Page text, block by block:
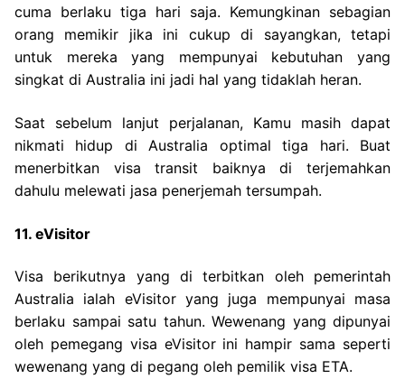
cuma berlaku tiga hari saja. Kemungkinan sebagian
orang memikir jika ini cukup di sayangkan, tetapi
untuk mereka yang mempunyai kebutuhan yang
singkat di Australia ini jadi hal yang tidaklah heran.
Saat sebelum lanjut perjalanan, Kamu masih dapat
nikmati hidup di Australia optimal tiga hari. Buat
menerbitkan visa transit baiknya di terjemahkan
dahulu melewati jasa penerjemah tersumpah.
11. eVisitor
Visa berikutnya yang di terbitkan oleh pemerintah
Australia ialah eVisitor yang juga mempunyai masa
berlaku sampai satu tahun. Wewenang yang dipunyai
oleh pemegang visa eVisitor ini hampir sama seperti
wewenang yang di pegang oleh pemilik visa ETA.